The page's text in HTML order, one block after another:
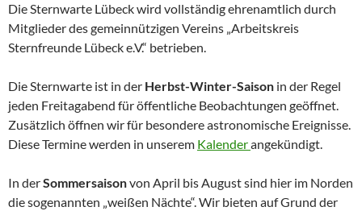
Die Sternwarte Lübeck wird vollständig ehrenamtlich durch
Mitglieder des gemeinnützigen Vereins „Arbeitskreis
Sternfreunde Lübeck e.V.“ betrieben.
Die Sternwarte ist in der Herbst-Winter-Saison in der Regel
jeden Freitagabend für öffentliche Beobachtungen geöffnet.
Zusätzlich öffnen wir für besondere astronomische Ereignisse.
Diese Termine werden in unserem Kalenderangekündigt.
In derSommersaisonvon April bis August sind hier im Norden
die sogenannten „weißen Nächte“. Wir bieten auf Grund der